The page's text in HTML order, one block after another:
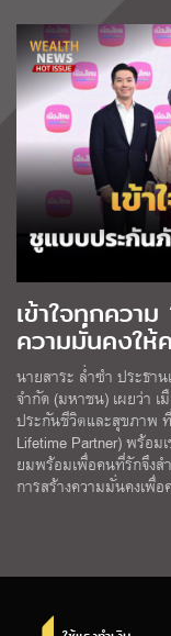
เข้าใจทุกควา
ความมั่นคงให้
นายสาระ ล่ำซำ ประธา
จำกัด (มหาชน) เผยว่า
ประกันชีวิตและสุขภาพ ที่
Lifetime Partner) พร้อม
ยมพร้อมเพื่อคนที่รักจึง
การสร้างความมั่นคงเ